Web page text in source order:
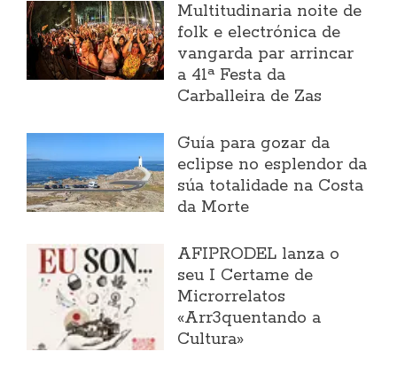
Multitudinaria noite de
folk e electrónica de
vangarda par arrincar
a 41ª Festa da
Carballeira de Zas
Guía para gozar da
eclipse no esplendor da
súa totalidade na Costa
da Morte
AFIPRODEL lanza o
seu I Certame de
Microrrelatos
«Arr3quentando a
Cultura»